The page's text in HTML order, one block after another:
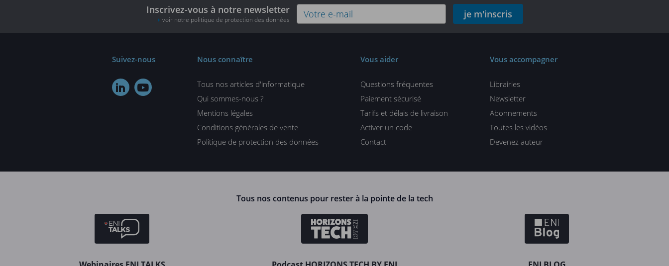
Inscrivez-vous à notre newsletter
voir notre politique de protection des données je m'inscris
Suivez-nous
 
Nous connaître
Tous nos articles d'informatique
Qui sommes-nous ?
Mentions légales
Conditions générales de vente
Politique de protection des données
Vous aider
Questions fréquentes
Paiement sécurisé
Tarifs et délais de livraison
Activer un code
Contact
Vous accompagner
Librairies
Newsletter
Abonnements
Toutes les vidéos
Devenez auteur
Tous nos contenus pour rester à la pointe de la tech